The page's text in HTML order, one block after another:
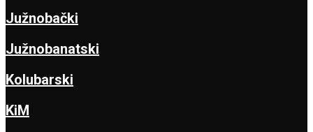
Južnobački
Južnobanatski
Kolubarski
KiM